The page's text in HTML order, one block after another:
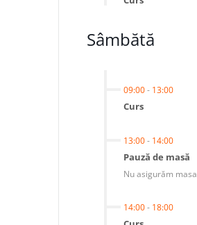
Sâmbătă
09:00- 13:00
Curs
13:00- 14:00
Pauză de masă
Nu asigurăm masa
14:00- 18:00